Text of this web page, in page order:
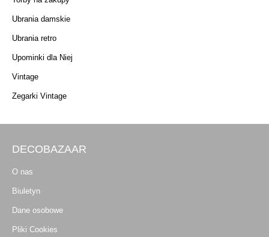
Ubrania damskie
Ubrania retro
Upominki dla Niej
Vintage
Zegarki Vintage
DECOBAZAAR
O nas
Biuletyn
Dane osobowe
Pliki Cookies